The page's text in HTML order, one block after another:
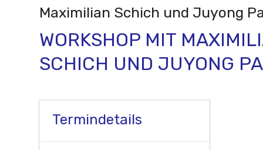
Maximilian Schich und Juyong
WORKSHOP MIT
SCHICH UND JUYONG
Termindetails